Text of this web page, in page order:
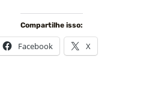
Compartilhe isso:
Facebook X